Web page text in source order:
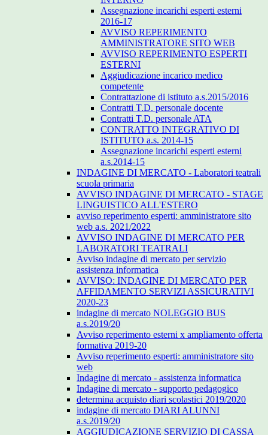
Assegnazione incarichi esperti esterni
2016-17
AVVISO REPERIMENTO
AMMINISTRATORE SITO WEB
AVVISO REPERIMENTO ESPERTI
ESTERNI
Aggiudicazione incarico medico
competente
Contrattazione di istituto a.s.2015/2016
Contratti T.D. personale docente
Contratti T.D. personale ATA
CONTRATTO INTEGRATIVO DI
ISTITUTO a.s. 2014-15
Assegnazione incarichi esperti esterni
a.s.2014-15
INDAGINE DI MERCATO - Laboratori teatrali
scuola primaria
AVVISO INDAGINE DI MERCATO - STAGE
LINGUISTICO ALL'ESTERO
avviso reperimento esperti: amministratore sito
web a.s. 2021/2022
AVVISO INDAGINE DI MERCATO PER
LABORATORI TEATRALI
Avviso indagine di mercato per servizio
assistenza informatica
AVVISO: INDAGINE DI MERCATO PER
AFFIDAMENTO SERVIZI ASSICURATIVI
2020-23
indagine di mercato NOLEGGIO BUS
a.s.2019/20
Avviso reperimento esterni x ampliamento offerta
formativa 2019-20
Avviso reperimento esperti: amministratore sito
web
Indagine di mercato - assistenza informatica
Indagine di mercato - supporto pedagogico
determina acquisto diari scolastici 2019/2020
indagine di mercato DIARI ALUNNI
a.s.2019/20
AGGIUDICAZIONE SERVIZIO DI CASSA